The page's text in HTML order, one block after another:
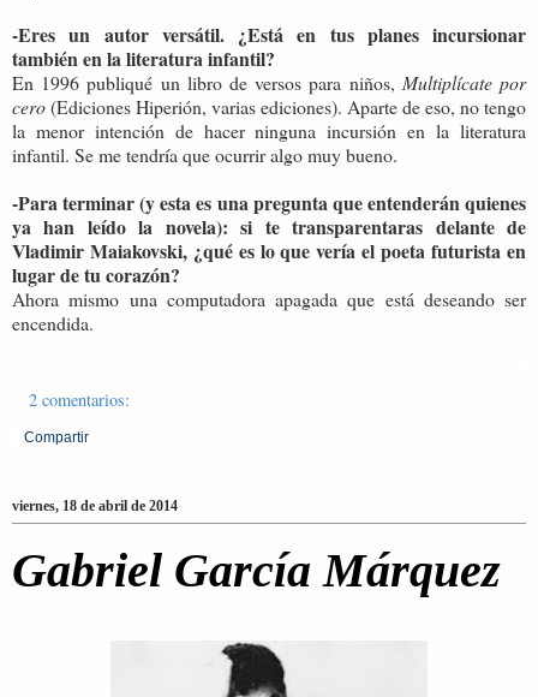
-Eres un autor versátil. ¿Está en tus planes incursionar
también en la literatura infantil?
En 1996 publiqué un libro de versos para niños, Multiplícate por
cero(Ediciones Hiperión, varias ediciones). Aparte de eso, no tengo
la menor intención de hacer ninguna incursión en la literatura
infantil. Se me tendría que ocurrir algo muy bueno.
-Para terminar (y esta es una pregunta que entenderán quienes
ya han leído la novela): si te transparentaras delante de
Vladimir Maiakovski, ¿qué es lo que vería el poeta futurista en
lugar de tu corazón?
Ahora mismo una computadora apagada que está deseando ser
encendida.
2 comentarios:
Compartir
viernes, 18 de abril de 2014
Gabriel García Márquez